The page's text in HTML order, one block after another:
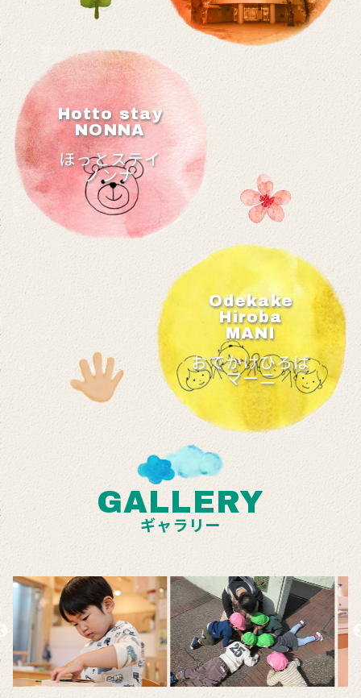
Hotto stay
NONNA
ほっとステイ
ノンナ
Odekake
Hiroba
MANI
おでかけひろば
マーニ
GALLERY
ギャラリー